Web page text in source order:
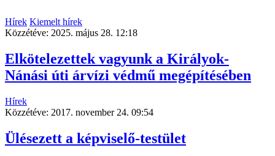
Hírek Kiemelt hírek
Közzétéve: 2025. május 28. 12:18
Elkötelezettek vagyunk a Királyok-
Nánási úti árvízi védmű megépítésében
Hírek
Közzétéve: 2017. november 24. 09:54
Ülésezett a képviselő-testület